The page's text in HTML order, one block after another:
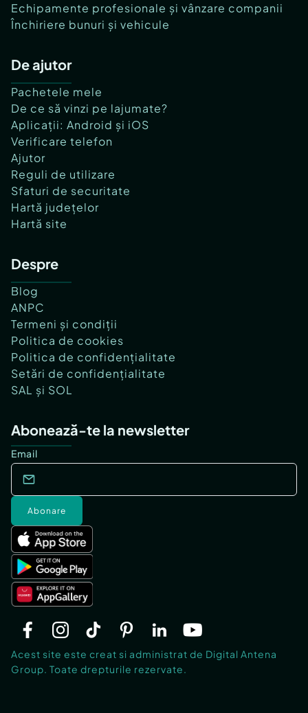
Echipamente profesionale și vânzare companii
Închiriere bunuri și vehicule
De ajutor
Pachetele mele
De ce să vinzi pe lajumate?
Aplicații: Android și iOS
Verificare telefon
Ajutor
Reguli de utilizare
Sfaturi de securitate
Hartă județelor
Hartă site
Despre
Blog
ANPC
Termeni și condiții
Politica de cookies
Politica de confidențialitate
Setări de confidențialitate
SAL și SOL
Abonează-te la newsletter
Email
Abonare
Acest site este creat si administrat de Digital Antena
Group. Toate drepturile rezervate.